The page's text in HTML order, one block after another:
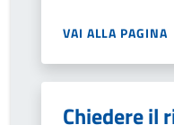
VAI ALLA PAGINA
Chiedere il